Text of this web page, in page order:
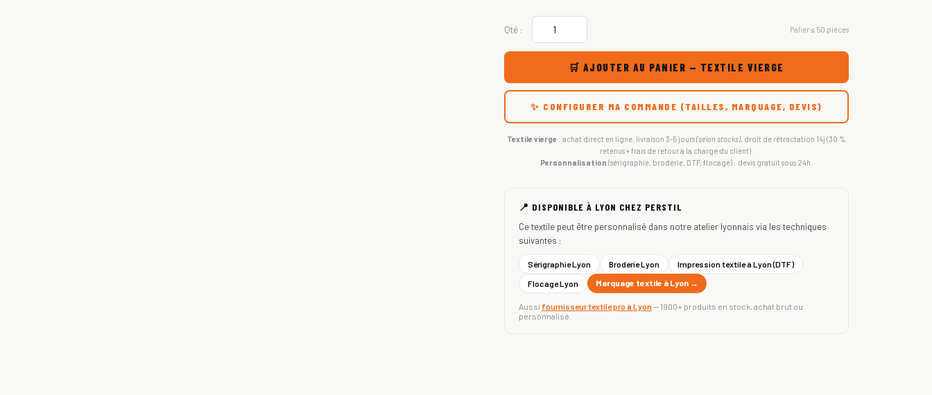
Qté : Palier ≤ 50 pièces
🛒 AJOUTER AU PANIER — TEXTILE VIERGE
✨ CONFIGURER MA COMMANDE (TAILLES, MARQUAGE, DEVIS)
Textile vierge : achat direct en ligne, livraison 3-5 jours(selon stocks), droit de rétractation 14j (30 %
retenus + frais de retour à la charge du client).
Personnalisation (sérigraphie, broderie, DTF, flocage) : devis gratuit sous 24h.
📍 DISPONIBLE À LYON CHEZ PERSTIL
Ce textile peut être personnalisé dans notre atelier lyonnais via les techniques
suivantes :
Sérigraphie Lyon Broderie Lyon
Impression textile à Lyon (DTF)
Flocage Lyon
Marquage textile à Lyon →
Aussi fournisseur textile pro à Lyon— 1900+ produits en stock, achat brut ou
personnalisé.